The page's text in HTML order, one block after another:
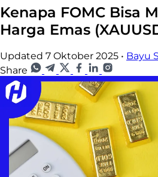
Kenapa FOMC Bisa
Harga Emas
Updated 7 Oktober 2025 • Bayu
Share